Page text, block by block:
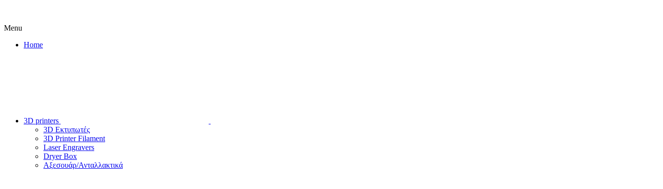
Menu
Home
3D printers
3D Εκτυπωτές
3D Printer Filament
Laser Engravers
Dryer Box
Αξεσουάρ/Ανταλλακτικά